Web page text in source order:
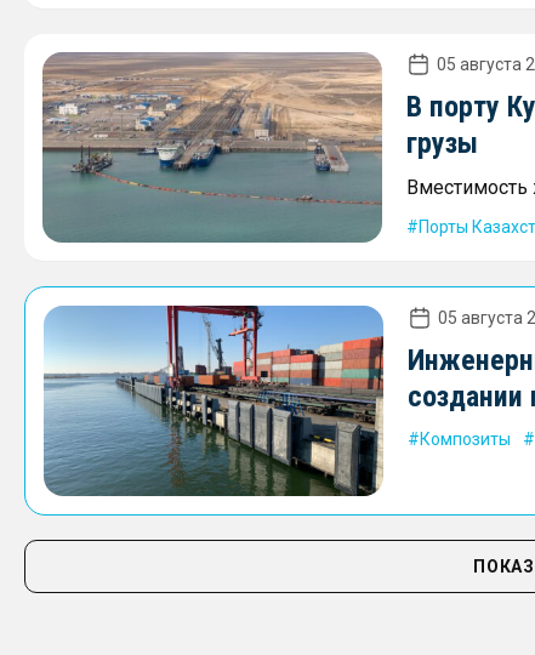
05 августа
В порту
грузы
Порты
05 августа
создании
Композиты